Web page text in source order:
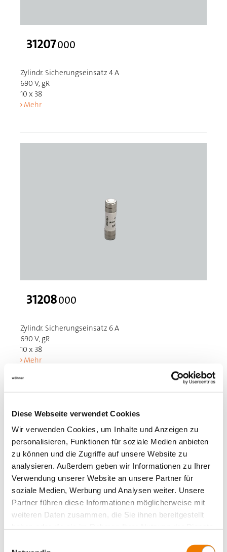
Diese Webseite verwendet Cookies
Wir verwenden Cookies, um Inhalte und Anzeigen zu
personalisieren, Funktionen für soziale Medien anbieten
zu können und die Zugriffe auf unsere Website zu
analysieren. Außerdem geben wir Informationen zu Ihrer
Verwendung unserer Website an unsere Partner für
soziale Medien, Werbung und Analysen weiter. Unsere
Partner führen diese Informationen möglicherweise mit
weiteren Daten zusammen, die Sie ihnen bereitgestellt
31207000
Zylindr. Sicherungseinsatz 4 A
690 V, gR
10 x 38
Mehr
31208000
Zylindr. Sicherungseinsatz 6 A
690 V, gR
10 x 38
Mehr